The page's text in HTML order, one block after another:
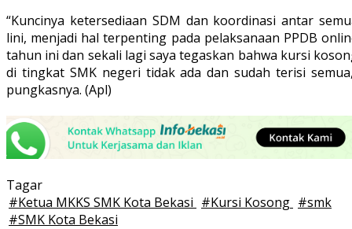
“Kuncinya ketersediaan SDM dan koordinasi antar
lini, menjadi hal terpenting pada pelaksanaan PPDB
tahun ini dan sekali lagi saya tegaskan bahwa kursi
di tingkat SMK negeri tidak ada dan sudah terisi
pungkasnya. (Apl)
Tagar
#Ketua MKKS SMK Kota Bekasi #Kursi Kosong #smk
#SMK Kota Bekasi